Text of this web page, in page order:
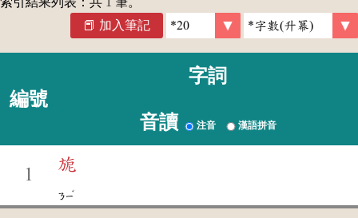
加入筆記
編號
字詞
音讀 注音 漢語拼音
1
旎
ㄋㄧ
ˇ